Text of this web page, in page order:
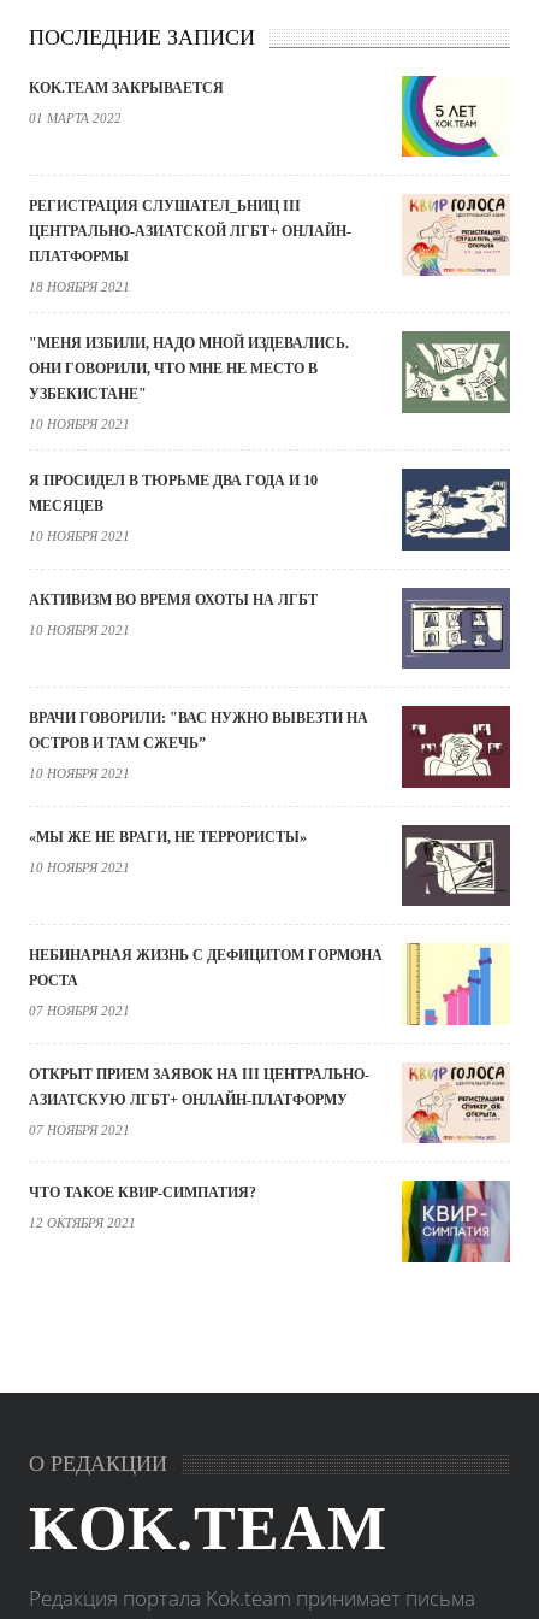
ПОСЛЕДНИЕ ЗАПИСИ
KOK.TEAM ЗАКРЫВАЕТСЯ
01 МАРТА 2022
РЕГИСТРАЦИЯ СЛУШАТЕЛ_ЬНИЦ III
ЦЕНТРАЛЬНО-АЗИАТСКОЙ ЛГБТ+ ОНЛАЙН-
ПЛАТФОРМЫ
18 НОЯБРЯ 2021
"МЕНЯ ИЗБИЛИ, НАДО МНОЙ ИЗДЕВАЛИСЬ.
ОНИ ГОВОРИЛИ, ЧТО МНЕ НЕ МЕСТО В
УЗБЕКИСТАНЕ"
10 НОЯБРЯ 2021
Я ПРОСИДЕЛ В ТЮРЬМЕ ДВА ГОДА И 10
МЕСЯЦЕВ
10 НОЯБРЯ 2021
АКТИВИЗМ ВО ВРЕМЯ ОХОТЫ НА ЛГБТ
10 НОЯБРЯ 2021
ВРАЧИ ГОВОРИЛИ: "ВАС НУЖНО ВЫВЕЗТИ НА
ОСТРОВ И ТАМ СЖЕЧЬ”
10 НОЯБРЯ 2021
«МЫ ЖЕ НЕ ВРАГИ, НЕ ТЕРРОРИСТЫ»
10 НОЯБРЯ 2021
НЕБИНАРНАЯ ЖИЗНЬ С ДЕФИЦИТОМ ГОРМОНА
РОСТА
07 НОЯБРЯ 2021
ОТКРЫТ ПРИЕМ ЗАЯВОК НА III ЦЕНТРАЛЬНО-
АЗИАТСКУЮ ЛГБТ+ ОНЛАЙН-ПЛАТФОРМУ
07 НОЯБРЯ 2021
ЧТО ТАКОЕ КВИР-СИМПАТИЯ?
12 ОКТЯБРЯ 2021
О РЕДАКЦИИ
KOK.TEAM
Редакция портала Kok.team принимает письма